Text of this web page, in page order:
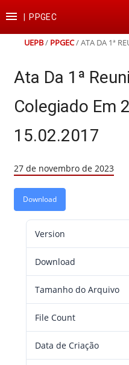
para
conteúdo
para
para
para
rodapé
 PPGEC
UEPB/ PPGEC/ATA DA 1ª
Ata Da 1ª
Colegiado Em
15.02.2017
27 de novembro de 2023
Download
Version
Download
Tamanho do Arquivo
File Count
Data de Criação